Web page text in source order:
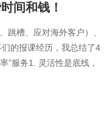
间和钱！​​
跳槽、应对海外客户）、
的报课经历，我总结了4
”服务​​ ​​1. 灵活性是底线，